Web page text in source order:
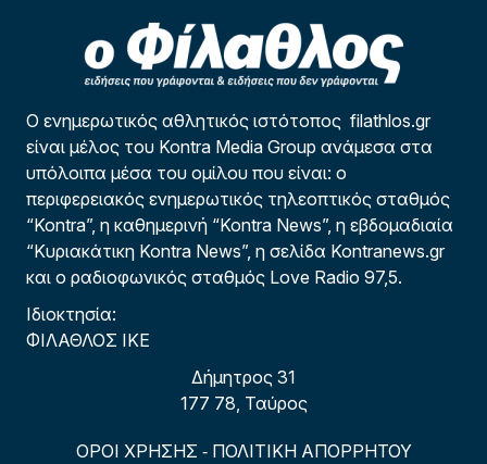
Ο ενημερωτικός αθλητικός ιστότοπος filathlos.gr
είναι μέλος του Kontra Media Group ανάμεσα στα
υπόλοιπα μέσα του ομίλου που είναι: ο
περιφερειακός ενημερωτικός τηλεοπτικός σταθμός
“Kontra”, η καθημερινή “Kontra News”, η εβδομαδιαία
“Κυριακάτικη Kontra News”, η σελίδα Kontranews.gr
και ο ραδιοφωνικός σταθμός Love Radio 97,5.
Ιδιοκτησία:
ΦΙΛΑΘΛΟΣ ΙΚΕ
Δήμητρος 31
177 78, Ταύρος
ΟΡΟΙ ΧΡΗΣΗΣ - ΠΟΛΙΤΙΚΗ ΑΠΟΡΡΗΤΟΥ